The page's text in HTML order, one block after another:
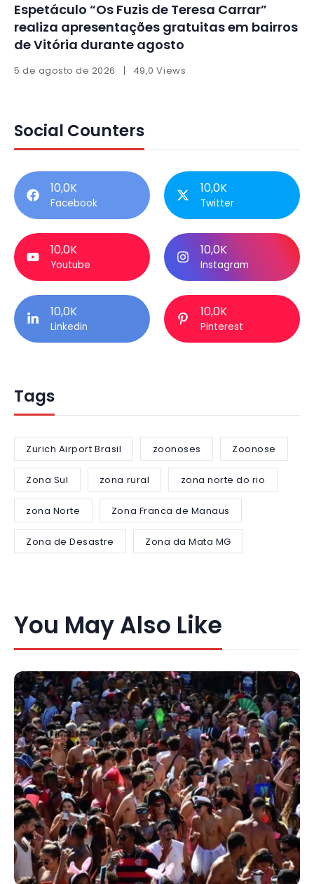
Espetáculo “Os Fuzis de Teresa Carrar”
realiza apresentações gratuitas em bairros
de Vitória durante agosto
5 de agosto de 2026 49,0 Views
Social Counters
10,0K
Facebook
10,0K
Twitter
10,0K
Youtube
10,0K
Instagram
10,0K
Linkedin
10,0K
Pinterest
Tags
Zurich Airport Brasil zoonoses Zoonose
Zona Sul zona rural zona norte do rio
zona Norte Zona Franca de Manaus
Zona de Desastre Zona da Mata MG
You May Also Like